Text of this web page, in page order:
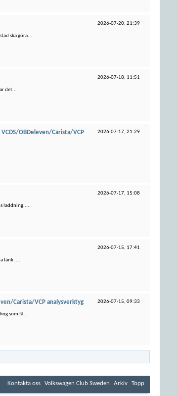
2026-07-20, 21:39
ska göra...
2026-07-18, 11:51
det...
2026-07-17, 21:29
VCDS/OBDeleven/Carista/VCP
2026-07-17, 15:08
laddning....
2026-07-15, 17:41
länk. ...
2026-07-15, 09:33
Carista/VCP analysverktyg
som få...
Kontakta oss Volkswagen Club Sweden Arkiv Topp